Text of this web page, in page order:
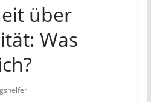
über
Was